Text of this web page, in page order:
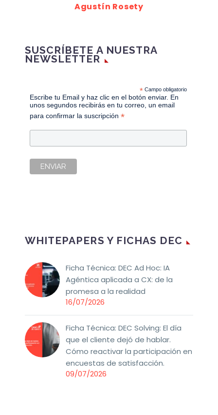
Agustín Rosety
SUSCRÍBETE A NUESTRA
NEWSLETTER
*Campo obligatorio
Escribe tu Email y haz clic en el botón enviar. En
unos segundos recibirás en tu correo, un email
para confirmar la suscripción*
WHITEPAPERS Y FICHAS DEC
Ficha Técnica: DEC Ad Hoc: IA
Agéntica aplicada a CX: de la
promesa a la realidad
16/07/2026
Ficha Técnica: DEC Solving: El día
que el cliente dejó de hablar.
Cómo reactivar la participación en
encuestas de satisfacción.
09/07/2026